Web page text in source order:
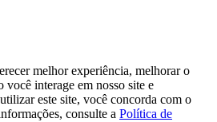
melhor experiência, melhorar o
você interage em nosso site e
este site, você concorda com o
consulte a Política de